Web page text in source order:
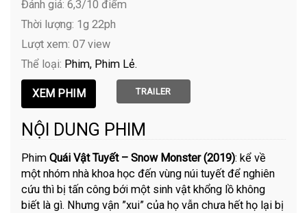
Đánh giá: 6,3/10 điểm
Thời lượng: 1g 22ph
Lượt xem: 07 view
Thể loại: Phim Phim Lẻ
TRAILER
NỘI DUNG PHIM
PhimQuái Vật Tuyết – Snow Monster (2019): kể về
một nhóm nhà khoa học đến vùng núi tuyết để nghiên
cứu thì bị tấn công bới một sinh vật khổng lồ không
biết là gì. Nhưng vận ”xui” của họ vẫn chưa hết họ lại bị